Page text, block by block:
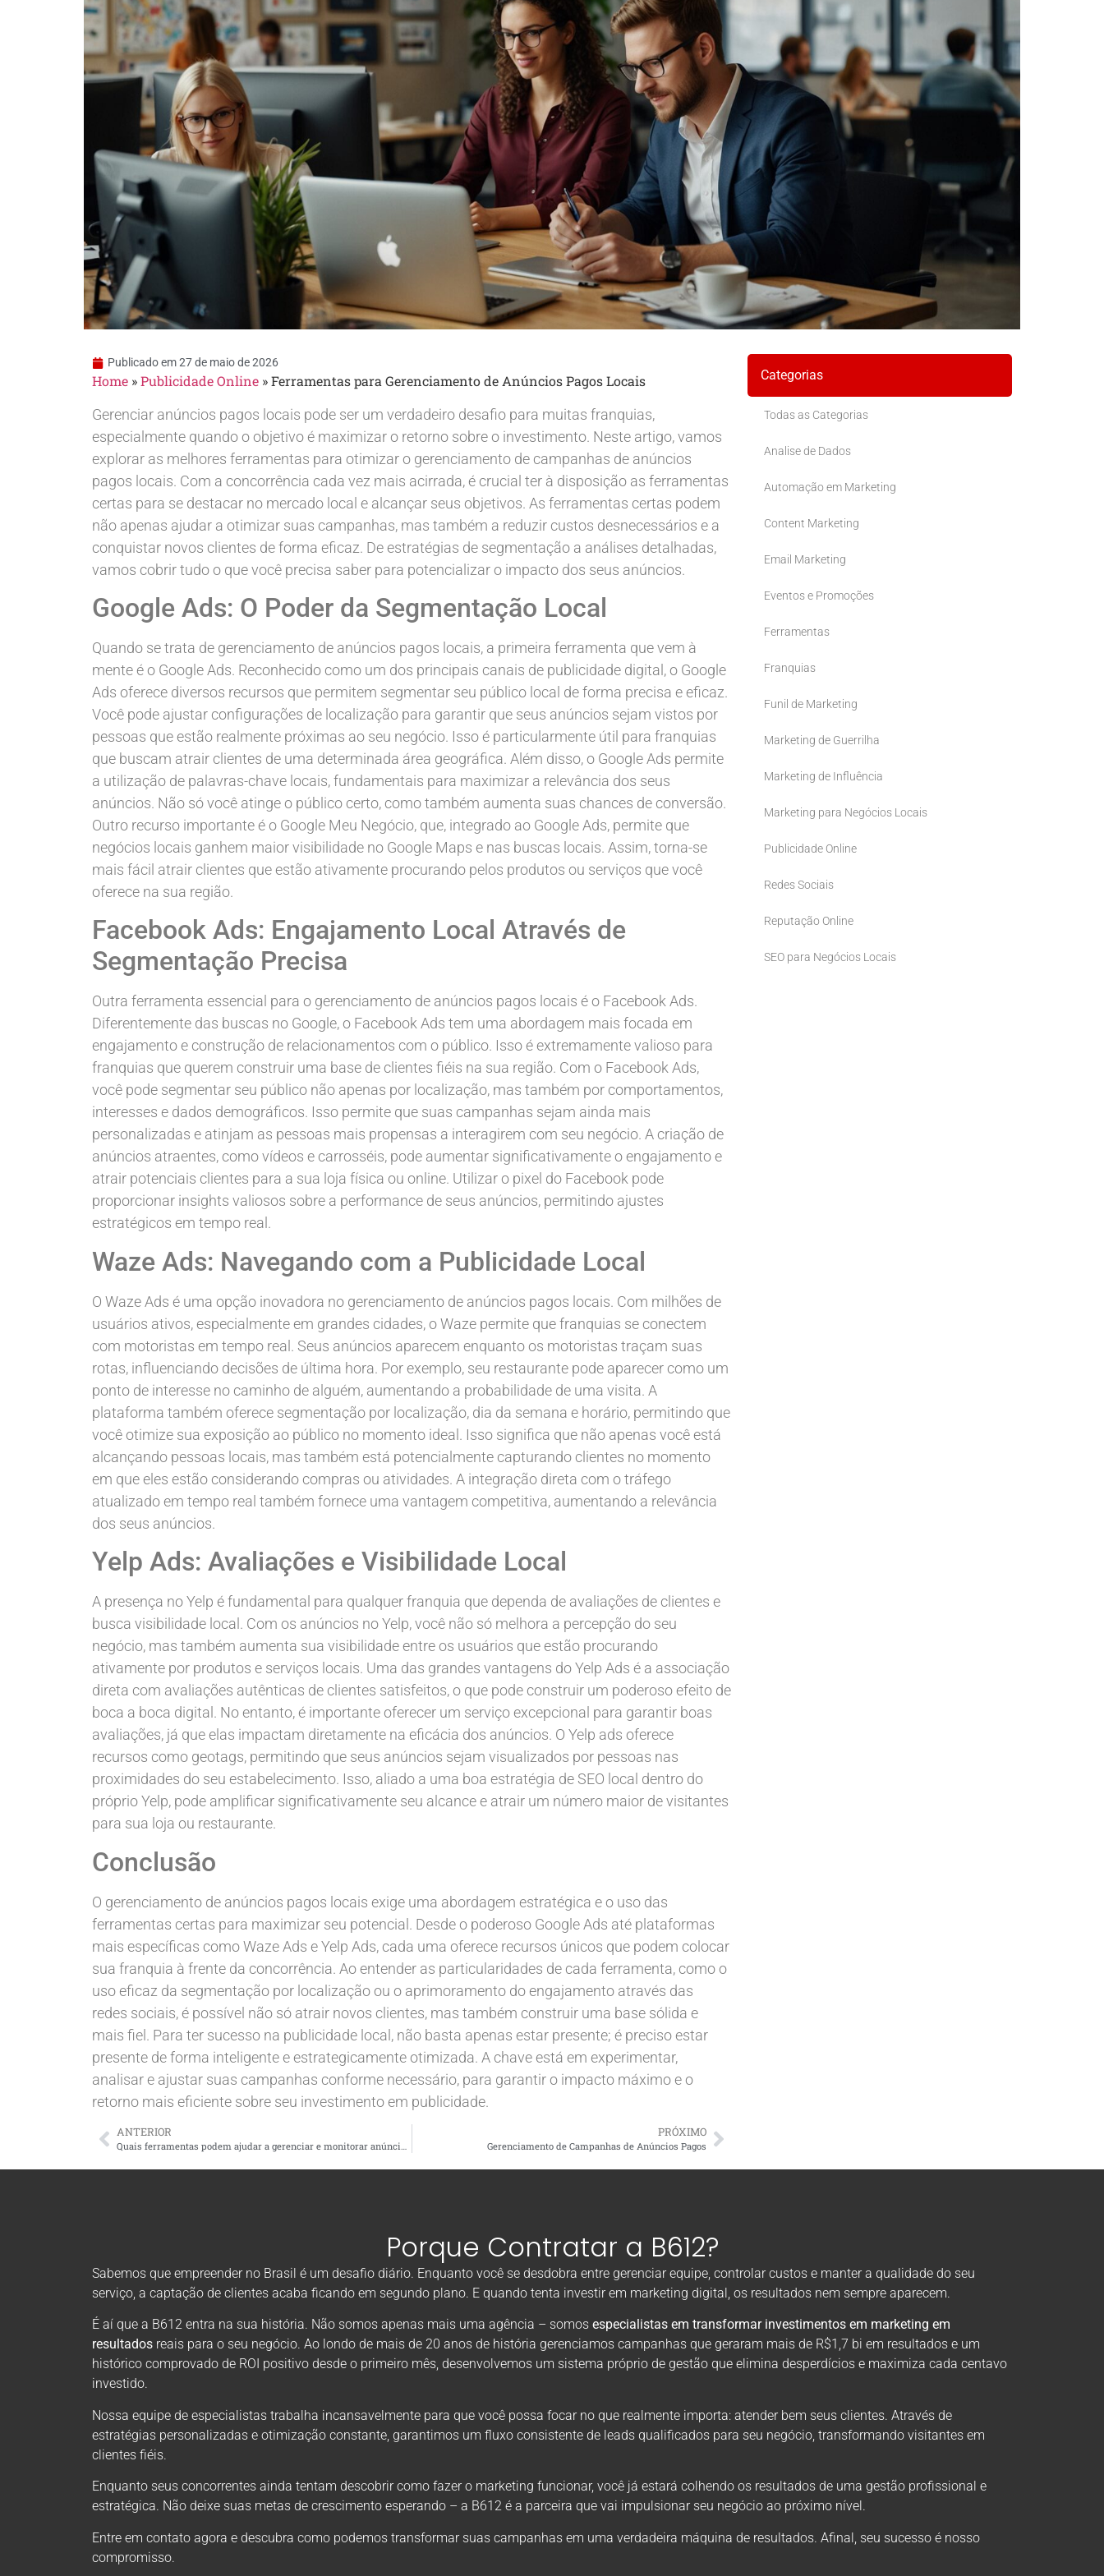
Publicado em27 de maio de 2026
Home »Publicidade Online »Ferramentas para Gerenciamento de Anúncios Pagos Locais
Gerenciar anúncios pagos locais pode ser um verdadeiro desafio para muitas franquias,
especialmente quando o objetivo é maximizar o retorno sobre o investimento. Neste artigo, vamos
explorar as melhores ferramentas para otimizar o gerenciamento de campanhas de anúncios
pagos locais. Com a concorrência cada vez mais acirrada, é crucial ter à disposição as ferramentas
certas para se destacar no mercado local e alcançar seus objetivos. As ferramentas certas podem
não apenas ajudar a otimizar suas campanhas, mas também a reduzir custos desnecessários e a
conquistar novos clientes de forma eficaz. De estratégias de segmentação a análises detalhadas,
vamos cobrir tudo o que você precisa saber para potencializar o impacto dos seus anúncios.
Google Ads: O Poder da Segmentação Local
Quando se trata de gerenciamento de anúncios pagos locais, a primeira ferramenta que vem à
mente é o Google Ads. Reconhecido como um dos principais canais de publicidade digital, o Google
Ads oferece diversos recursos que permitem segmentar seu público local de forma precisa e eficaz.
Você pode ajustar configurações de localização para garantir que seus anúncios sejam vistos por
pessoas que estão realmente próximas ao seu negócio. Isso é particularmente útil para franquias
que buscam atrair clientes de uma determinada área geográfica. Além disso, o Google Ads permite
a utilização de palavras-chave locais, fundamentais para maximizar a relevância dos seus
anúncios. Não só você atinge o público certo, como também aumenta suas chances de conversão.
Outro recurso importante é o Google Meu Negócio, que, integrado ao Google Ads, permite que
negócios locais ganhem maior visibilidade no Google Maps e nas buscas locais. Assim, torna-se
mais fácil atrair clientes que estão ativamente procurando pelos produtos ou serviços que você
oferece na sua região.
Facebook Ads: Engajamento Local Através de
Segmentação Precisa
Outra ferramenta essencial para o gerenciamento de anúncios pagos locais é o Facebook Ads.
Diferentemente das buscas no Google, o Facebook Ads tem uma abordagem mais focada em
engajamento e construção de relacionamentos com o público. Isso é extremamente valioso para
franquias que querem construir uma base de clientes fiéis na sua região. Com o Facebook Ads,
você pode segmentar seu público não apenas por localização, mas também por comportamentos,
interesses e dados demográficos. Isso permite que suas campanhas sejam ainda mais
personalizadas e atinjam as pessoas mais propensas a interagirem com seu negócio. A criação de
anúncios atraentes, como vídeos e carrosséis, pode aumentar significativamente o engajamento e
atrair potenciais clientes para a sua loja física ou online. Utilizar o pixel do Facebook pode
proporcionar insights valiosos sobre a performance de seus anúncios, permitindo ajustes
estratégicos em tempo real.
Waze Ads: Navegando com a Publicidade Local
O Waze Ads é uma opção inovadora no gerenciamento de anúncios pagos locais. Com milhões de
usuários ativos, especialmente em grandes cidades, o Waze permite que franquias se conectem
com motoristas em tempo real. Seus anúncios aparecem enquanto os motoristas traçam suas
rotas, influenciando decisões de última hora. Por exemplo, seu restaurante pode aparecer como um
ponto de interesse no caminho de alguém, aumentando a probabilidade de uma visita. A
plataforma também oferece segmentação por localização, dia da semana e horário, permitindo que
você otimize sua exposição ao público no momento ideal. Isso significa que não apenas você está
alcançando pessoas locais, mas também está potencialmente capturando clientes no momento
em que eles estão considerando compras ou atividades. A integração direta com o tráfego
atualizado em tempo real também fornece uma vantagem competitiva, aumentando a relevância
dos seus anúncios.
Yelp Ads: Avaliações e Visibilidade Local
A presença no Yelp é fundamental para qualquer franquia que dependa de avaliações de clientes e
busca visibilidade local. Com os anúncios no Yelp, você não só melhora a percepção do seu
negócio, mas também aumenta sua visibilidade entre os usuários que estão procurando
ativamente por produtos e serviços locais. Uma das grandes vantagens do Yelp Ads é a associação
direta com avaliações autênticas de clientes satisfeitos, o que pode construir um poderoso efeito de
boca a boca digital. No entanto, é importante oferecer um serviço excepcional para garantir boas
avaliações, já que elas impactam diretamente na eficácia dos anúncios. O Yelp ads oferece
recursos como geotags, permitindo que seus anúncios sejam visualizados por pessoas nas
proximidades do seu estabelecimento. Isso, aliado a uma boa estratégia de SEO local dentro do
próprio Yelp, pode amplificar significativamente seu alcance e atrair um número maior de visitantes
para sua loja ou restaurante.
Conclusão
O gerenciamento de anúncios pagos locais exige uma abordagem estratégica e o uso das
ferramentas certas para maximizar seu potencial. Desde o poderoso Google Ads até plataformas
mais específicas como Waze Ads e Yelp Ads, cada uma oferece recursos únicos que podem colocar
sua franquia à frente da concorrência. Ao entender as particularidades de cada ferramenta, como o
uso eficaz da segmentação por localização ou o aprimoramento do engajamento através das
redes sociais, é possível não só atrair novos clientes, mas também construir uma base sólida e
mais fiel. Para ter sucesso na publicidade local, não basta apenas estar presente; é preciso estar
presente de forma inteligente e estrategicamente otimizada. A chave está em experimentar,
analisar e ajustar suas campanhas conforme necessário, para garantir o impacto máximo e o
retorno mais eficiente sobre seu investimento em publicidade.
ANTERIOR
Quais ferramentas podem ajudar a gerenciar e monitorar anúncios pagos locais?
PRÓXIMO
Gerenciamento de Campanhas de Anúncios Pagos
Categorias
Todas as Categorias
Analise de Dados
Automação em Marketing
Content Marketing
Email Marketing
Eventos e Promoções
Ferramentas
Franquias
Funil de Marketing
Marketing de Guerrilha
Marketing de Influência
Marketing para Negócios Locais
Publicidade Online
Redes Sociais
Reputação Online
SEO para Negócios Locais
Porque Contratar a B612?
Sabemos que empreender no Brasil é um desafio diário. Enquanto você se desdobra entre gerenciar equipe, controlar custos e manter a qualidade do seu
serviço, a captação de clientes acaba ficando em segundo plano. E quando tenta investir em marketing digital, os resultados nem sempre aparecem.
É aí que a B612 entra na sua história. Não somos apenas mais uma agência – somos especialistas em transformar investimentos em marketing em
resultados reais para o seu negócio. Ao londo de mais de 20 anos de história gerenciamos campanhas que geraram mais de R$1,7 bi em resultados e um
histórico comprovado de ROI positivo desde o primeiro mês, desenvolvemos um sistema próprio de gestão que elimina desperdícios e maximiza cada centavo
investido.
Nossa equipe de especialistas trabalha incansavelmente para que você possa focar no que realmente importa: atender bem seus clientes. Através de
estratégias personalizadas e otimização constante, garantimos um fluxo consistente de leads qualificados para seu negócio, transformando visitantes em
clientes fiéis.
Enquanto seus concorrentes ainda tentam descobrir como fazer o marketing funcionar, você já estará colhendo os resultados de uma gestão profissional e
estratégica. Não deixe suas metas de crescimento esperando – a B612 é a parceira que vai impulsionar seu negócio ao próximo nível.
Entre em contato agora e descubra como podemos transformar suas campanhas em uma verdadeira máquina de resultados. Afinal, seu sucesso é nosso
compromisso.